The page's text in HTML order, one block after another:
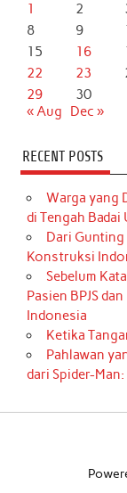
1 2
8
9
15
16
22
23
29
30
« Aug
Dec »
RECENT POSTS
Warga yang
di Tengah Badai
Dari Gunting
Konstruksi
Sebelum
Pasien BPJS
Indonesia
Ketika
Pahlawan
dari Spider-